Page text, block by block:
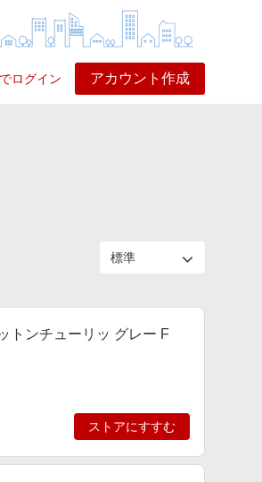
ログイン アカウント作成
トンチューリッ グレー F
ストアにすすむ